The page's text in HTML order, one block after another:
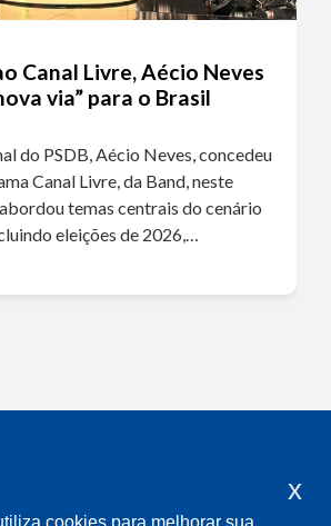
Canal Livre, Aécio Neves
via” para o Brasil
do PSDB, Aécio Neves, concedeu
Canal Livre, da Band, neste
temas centrais do cenário
eleições de 2026,…
x